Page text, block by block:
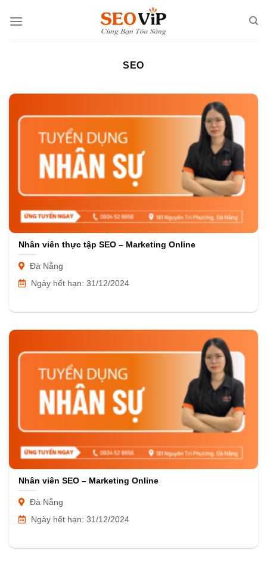
SEO
Nhân viên thực tập SEO – Marketing Online
Đà Nẵng
Ngày hết hạn: 31/12/2024
Nhân viên SEO – Marketing Online
Đà Nẵng
Ngày hết hạn: 31/12/2024